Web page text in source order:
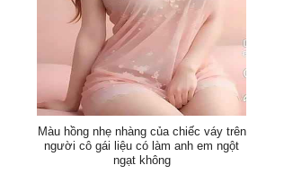
Màu hồng nhẹ nhàng của chiếc váy trên
người cô gái liệu có làm anh em ngột
ngạt không